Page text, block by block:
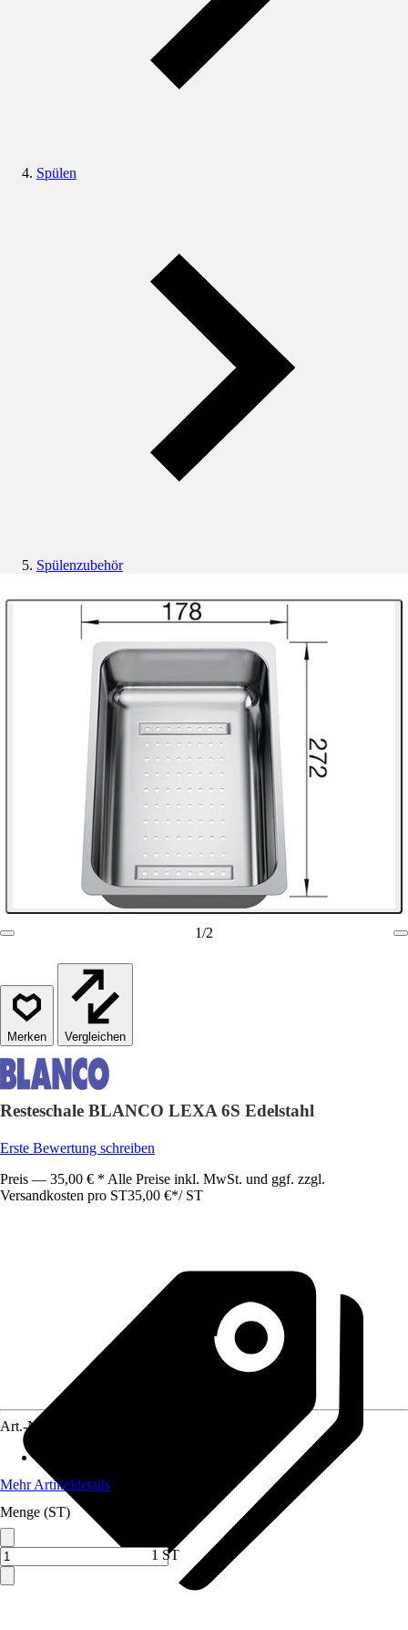
Spülen
Spülenzubehör
1/2
Vergleichen
Resteschale BLANCO LEXA 6S Edelstahl
Erste Bewertung schreiben
Preis — 35,00 € * Alle Preise inkl. MwSt. und ggf. zzgl.
Versandkosten pro ST35,00 €*/ ST
Art.-Nr.
Mehr Artikeldetails
Menge (ST)
1 ST